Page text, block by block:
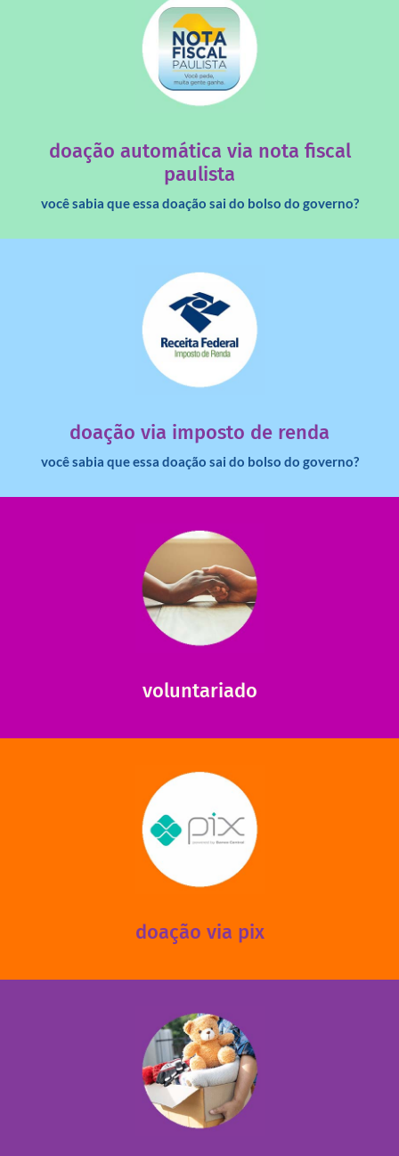
doação automática via nota fiscal
paulista
você sabia que essa doação sai do bolso do governo?
saiba mais
doação via imposto de renda
você sabia que essa doação sai do bolso do governo?
imposto de renda para uma instituição e que esse
dinheiro deixa de ir para o governo?
saiba mais
voluntariado
ajudar com certos assuntos. Entre em contato conosco e
saiba como nos ajudar.
saiba mais
doação via pix
via PIX? Elas também são muito importantes para
mantermos nossas unidades em funcionamento!
saiba mais
Você pode doar esses itens na Rua Belmonte, 547 – Vila
Leopoldina – De segunda a sexta, das 8h30 às 11h30 e
das 13h30 às 17h30 (sextas até às 16h30).
fale conosco